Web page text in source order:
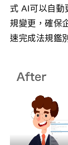
式 AI可以自動
規變更，確保
速完成法規鑑